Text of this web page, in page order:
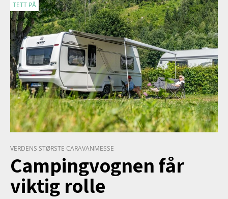
TETT PÅ
VERDENS STØRSTE CARAVANMESSE
Campingvognen får
viktig rolle